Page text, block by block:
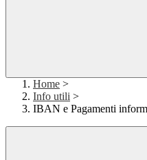
Home >
Info utili >
IBAN e Pagamenti